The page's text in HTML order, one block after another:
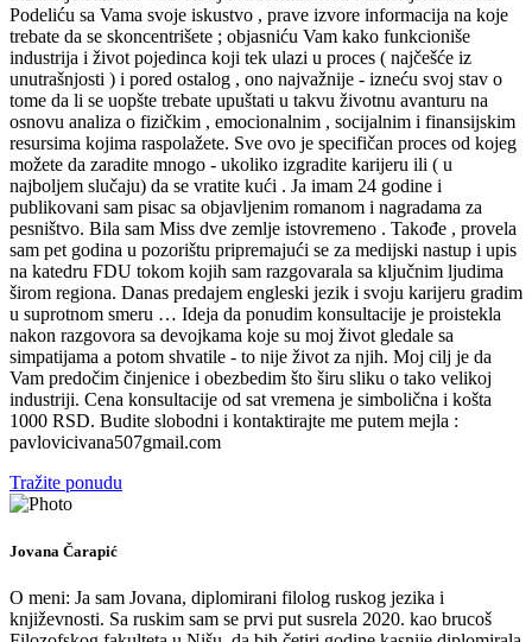
Podeliću sa Vama svoje iskustvo , prave izvore informacija na koje
trebate da se skoncentrišete ; objasniću Vam kako funkcioniše
industrija i život pojedinca koji tek ulazi u proces ( najčešće iz
unutrašnjosti ) i pored ostalog , ono najvažnije - izneću svoj stav o
tome da li se uopšte trebate upuštati u takvu životnu avanturu na
osnovu analiza o fizičkim , emocionalnim , socijalnim i finansijskim
resursima kojima raspolažete. Sve ovo je specifičan proces od kojeg
možete da zaradite mnogo - ukoliko izgradite karijeru ili ( u
najboljem slučaju) da se vratite kući . Ja imam 24 godine i
publikovani sam pisac sa objavljenim romanom i nagradama za
pesništvo. Bila sam Miss dve zemlje istovremeno . Takođe , provela
sam pet godina u pozorištu pripremajući se za medijski nastup i upis
na katedru FDU tokom kojih sam razgovarala sa ključnim ljudima
širom regiona. Danas predajem engleski jezik i svoju karijeru gradim
u suprotnom smeru … Ideja da ponudim konsultacije je proistekla
nakon razgovora sa devojkama koje su moj život gledale sa
simpatijama a potom shvatile - to nije život za njih. Moj cilj je da
Vam predočim činjenice i obezbedim što širu sliku o tako velikoj
industriji. Cena konsultacije od sat vremena je simbolična i košta
1000 RSD. Budite slobodni i kontaktirajte me putem mejla :
pavlovicivana507gmail.com
Tražite ponudu
Jovana Čarapić
O meni: Ja sam Jovana, diplomirani filolog ruskog jezika i
književnosti. Sa ruskim sam se prvi put susrela 2020. kao brucoš